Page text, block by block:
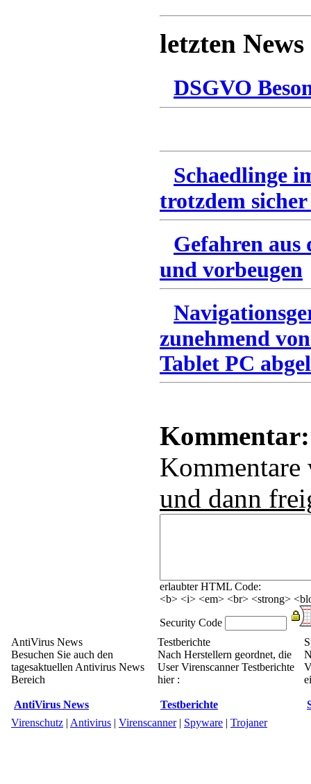
letzten News
DSGVO
Schaedlinge
trotzdem
Gefahren
und vorbeugen
zunehmend
Tablet PC
Kommentar:
und dann
erlaubter HTML Code:
<b> <i> <em> <br> <strong>
Security Code
AntiVirus News
Besuchen Sie auch den
tagesaktuellen Antivirus News
Bereich
AntiVirus News
Testberichte
Nach Herstellern geordnet, die
User Virenscanner Testberichte
hier :
Testberichte
Virenschutz | Antivirus | Virenscanner| Spyware | Trojaner